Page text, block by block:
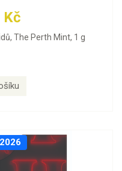
Kč
The Perth Mint, 1 g